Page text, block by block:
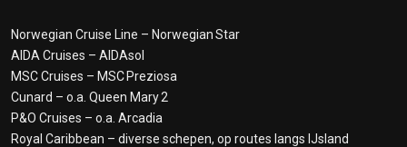
Norwegian Cruise Line – Norwegian Star
AIDA Cruises – AIDAsol
MSC Cruises – MSC Preziosa
Cunard – o.a. Queen Mary 2
P&O Cruises – o.a. Arcadia
Royal Caribbean – diverse schepen, op routes langs IJsland